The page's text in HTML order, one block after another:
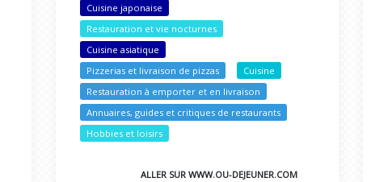
Cuisine japonaise
Restauration et vie nocturnes
Cuisine asiatique
Pizzerias et livraison de pizzas
Cuisine
Restauration à emporter et en livraison
Annuaires, guides et critiques de restaurants
Hobbies et loisirs
ALLER SUR WWW.OU-DEJEUNER.COM